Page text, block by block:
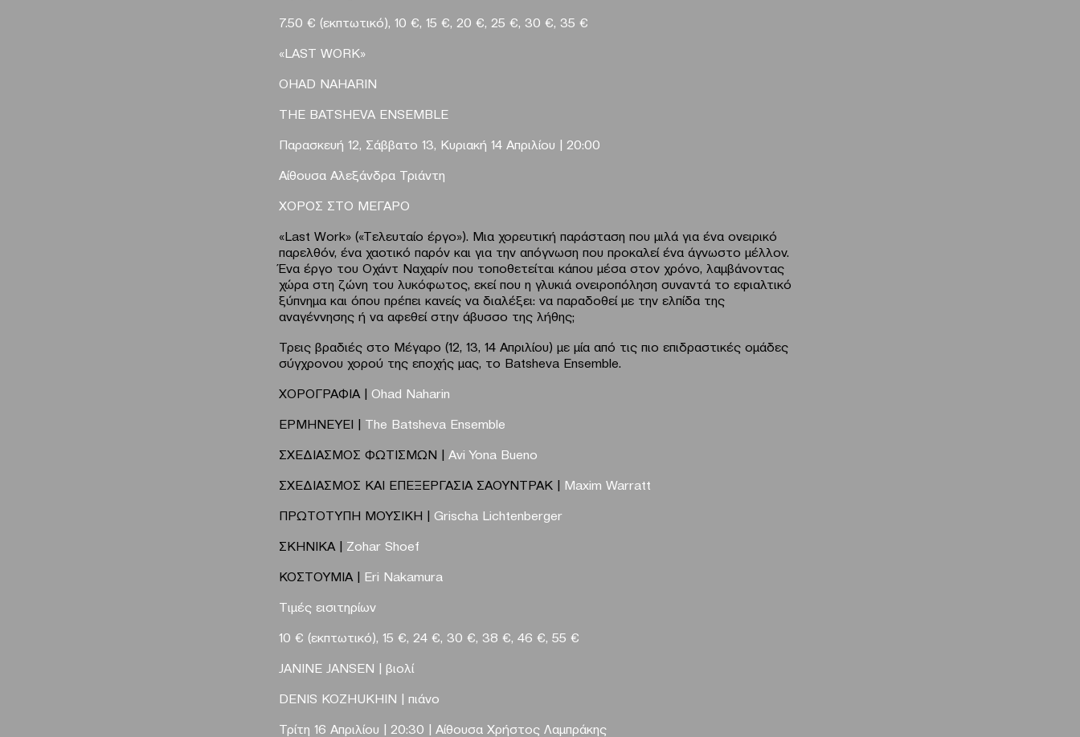
7.50 € (εκπτωτικό), 10 €, 15 €, 20 €, 25 €, 30 €, 35 €
«LAST WORK»
OHAD NAHARIN
ΤHE BATSHEVA ENSEMBLE
Παρασκευή 12, Σάββατο 13, Κυριακή 14 Απριλίου | 20:00
Αίθουσα Αλεξάνδρα Τριάντη
ΧΟΡΟΣ ΣΤΟ ΜΕΓΑΡΟ
«Last Work» («Tελευταίο έργο»). Μια χορευτική παράσταση που μιλά για ένα ονειρικό
παρελθόν, ένα χαοτικό παρόν και για την απόγνωση που προκαλεί ένα άγνωστο μέλλον.
Ένα έργο του Οχάντ Ναχαρίν που τοποθετείται κάπου μέσα στον χρόνο, λαμβάνοντας
χώρα στη ζώνη του λυκόφωτος, εκεί που η γλυκιά ονειροπόληση συναντά το εφιαλτικό
ξύπνημα και όπου πρέπει κανείς να διαλέξει: να παραδοθεί με την ελπίδα της
αναγέννησης ή να αφεθεί στην άβυσσο της λήθης;
Τρεις βραδιές στο Μέγαρο (12, 13, 14 Απριλίου) με μία από τις πιο επιδραστικές ομάδες
σύγχρονου χορού της εποχής μας, το Batsheva Ensemble.
XΟΡΟΓΡΑΦΙΑ | Ohad Naharin
ΕΡΜΗΝΕΥΕΙ | The Batsheva Ensemble
ΣΧΕΔΙΑΣΜΟΣ ΦΩΤΙΣΜΩΝ | Αvi Yona Bueno
ΣΧΕΔΙΑΣΜΟΣ ΚΑΙ ΕΠΕΞΕΡΓΑΣΙΑ ΣΑΟΥΝΤΡΑΚ | Maxim Warratt
ΠΡΩΤΟΤΥΠΗ ΜΟΥΣΙΚΗ | Grischa L ichtenberger
ΣΚΗΝΙΚΑ | Zohar Shoef
ΚΟΣΤΟΥΜΙΑ | Eri Nakamura
Tιμές εισιτηρίων
10 € (εκπτωτικό), 15 €, 24 €, 30 €, 38 €, 46 €, 55 €
JANINE JANSEN | βιολί
DENIS KOZHUKHIN | πιάνο
Τρίτη 16 Απριλίου | 20:30 | Αίθουσα Χρήστος Λαμπράκης